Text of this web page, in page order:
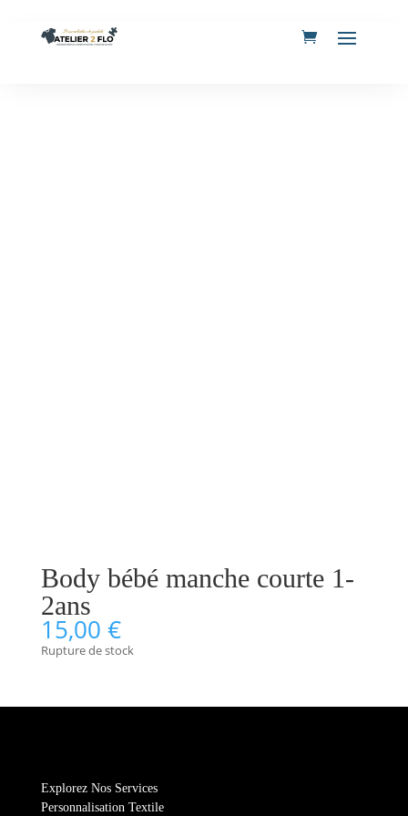
Body bébé manche courte 1-
2ans
15,00 €
Rupture de stock
Explorez Nos Services
Personnalisation Textile